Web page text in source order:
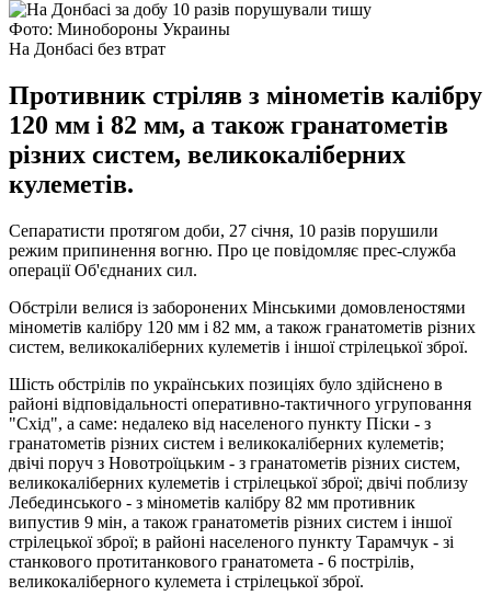
Фото: Минобороны Украины
На Донбасі без втрат
Противник стріляв з мінометів калібру
120 мм і 82 мм, а також гранатометів
різних систем, великокаліберних
кулеметів.
Сепаратисти протягом доби, 27 січня, 10 разів порушили
режим припинення вогню. Про це повідомляє прес-служба
операції Об'єднаних сил.
Обстріли велися із заборонених Мінськими домовленостями
мінометів калібру 120 мм і 82 мм, а також гранатометів різних
систем, великокаліберних кулеметів і іншої стрілецької зброї.
Шість обстрілів по українських позиціях було здійснено в
районі відповідальності оперативно-тактичного угруповання
"Схід", а саме: недалеко від населеного пункту Піски - з
гранатометів різних систем і великокаліберних кулеметів;
двічі поруч з Новотроїцьким - з гранатометів різних систем,
великокаліберних кулеметів і стрілецької зброї; двічі поблизу
Лебединського - з мінометів калібру 82 мм противник
випустив 9 мін, а також гранатометів різних систем і іншої
стрілецької зброї; в районі населеного пункту Тарамчук - зі
станкового протитанкового гранатомета - 6 пострілів,
великокаліберного кулемета і стрілецької зброї.